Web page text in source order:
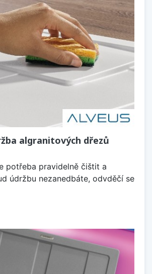
algranitových dřezů
potřeba pravidelně čištit a
údržbu nezanedbáte, odvděčí se